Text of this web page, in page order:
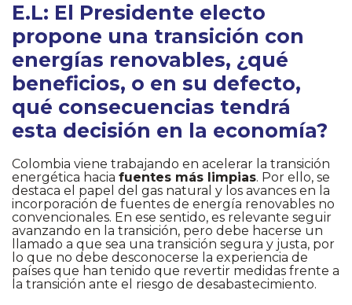
E.L: El Presidente electo
propone una transición con
energías renovables, ¿qué
beneficios, o en su defecto,
qué consecuencias tendrá
esta decisión en la economía?
Colombia viene trabajando en acelerar la transición
energética hacia fuentes más limpias. Por ello, se
destaca el papel del gas natural y los avances en la
incorporación de fuentes de energía renovables no
convencionales. En ese sentido, es relevante seguir
avanzando en la transición, pero debe hacerse un
llamado a que sea una transición segura y justa, por
lo que no debe desconocerse la experiencia de
países que han tenido que revertir medidas frente a
la transición ante el riesgo de desabastecimiento.